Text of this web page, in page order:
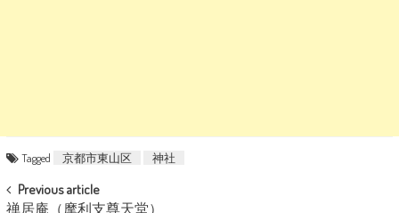
Tagged 京都市東山区 神社
POST NAVIGATION
Previous article
禅居庵（摩利支尊天堂）